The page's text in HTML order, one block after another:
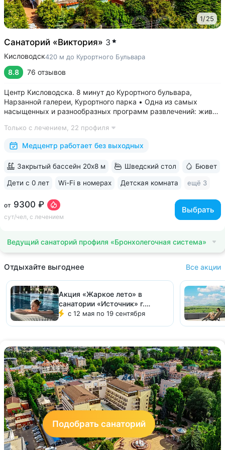
1/25
Санаторий «Виктория» 3
Кисловодск420 м до Курортного Бульвара
8.8 76 отзывов
Центр Кисловодска. 8 минут до Курортного бульвара,
Нарзанной галереи, Курортного парка • Одна из самых
насыщенных и разнообразных программ развлечений: живая
стендап, мастер-классы по рисованию «эбру» и танцам
(бачата, восточные танцы)....
Только с лечением, 22 профиля
Медцентр работает без выходных
от 9300 ₽
сут/чел, с лечением
Выбрать
Закрытый бассейн 20х8 м Шведский стол Бювет
Дети с 0 лет Wi-Fi в номерах Детская комната ещё 3
Ведущий санаторий профиля «Бронхолегочная система»
Отдыхайте выгоднее Все акции
Акция «Жаркое лето» в
санатории «Источник» г.
Железноводск
с 12 мая по 19 сентября
Подобрать санаторий